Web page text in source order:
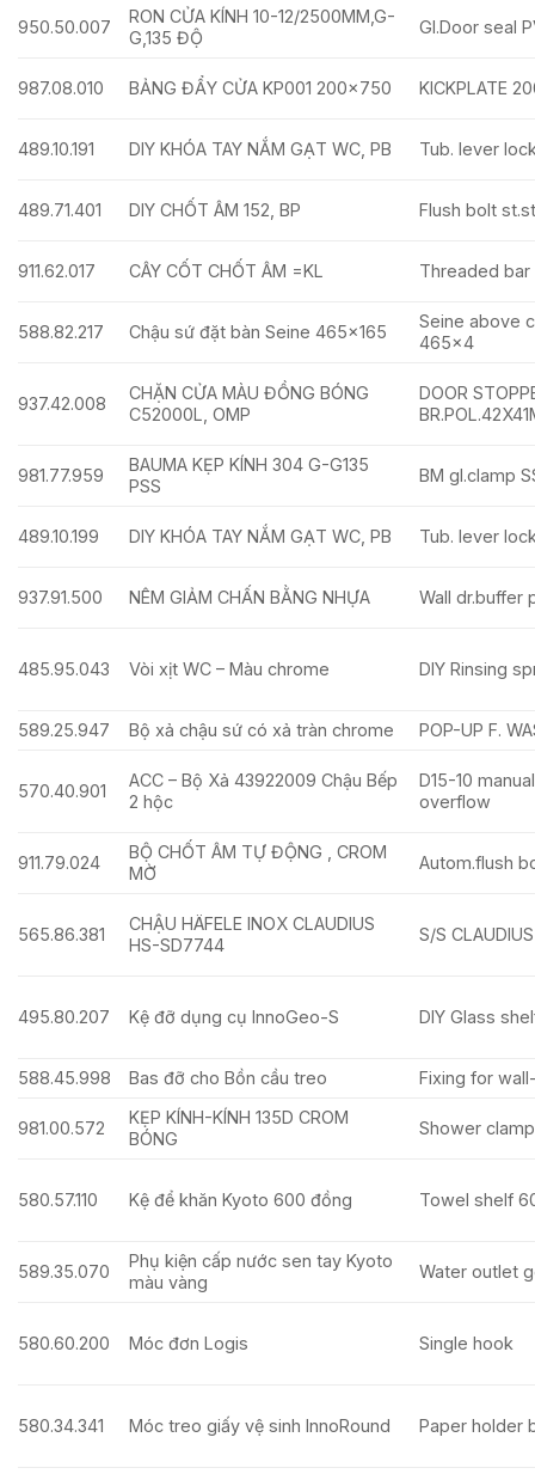
950.50.007
RON CỬA KÍNH 10-12/2500MM,G-
G,135 ĐỘ
Gl.Door seal
987.08.010 BẢNG ĐẨY CỬA KP001 200×750 KICKPLATE
489.10.191 DIY KHÓA TAY NẮM GẠT WC, PB Tub. lever
489.71.401 DIY CHỐT ÂM 152, BP Flush bolt
911.62.017 CÂY CỐT CHỐT ÂM =KL Threaded bar
588.82.217 Chậu sứ đặt bàn Seine 465×165
Seine above
465×4
937.42.008
CHẶN CỬA MÀU ĐỒNG BÓNG
C52000L, OMP
DOOR
981.77.959
BAUMA KẸP KÍNH 304 G-G135
PSS
BM gl.clamp
489.10.199 DIY KHÓA TAY NẮM GẠT WC, PB Tub. lever
937.91.500 NÊM GIẢM CHẤN BẰNG NHỰA Wall
485.95.043 Vòi xịt WC – Màu chrome DIY Rinsing
589.25.947 Bộ xả chậu sứ có xả tràn chrome POP-UP F.
570.40.901
ACC – Bộ Xả 43922009 Chậu Bếp
2 hộc
D15-10
overflow
911.79.024
BỘ CHỐT ÂM TỰ ĐỘNG , CROM
MỜ
Autom.flush
565.86.381
CHẬU HÄFELE INOX CLAUDIUS
HS-SD7744
S/S
495.80.207 Kệ đỡ dụng cụ InnoGeo-S DIY Glass
588.45.998 Bas đỡ cho Bồn cầu treo Fixing for
981.00.572
KẸP KÍNH-KÍNH 135D CROM
BÓNG
Shower
580.57.110 Kệ để khăn Kyoto 600 đồng Towel shelf
589.35.070
Phụ kiện cấp nước sen tay Kyoto
màu vàng
Water outlet
580.60.200 Móc đơn Logis Single hook
580.34.341 Móc treo giấy vệ sinh InnoRound Paper holder